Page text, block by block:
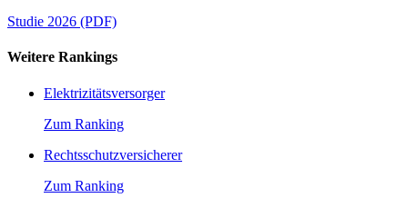
Studie 2026 (PDF)
Weitere Rankings
Elektrizitätsversorger
Zum Ranking
Rechtsschutzversicherer
Zum Ranking